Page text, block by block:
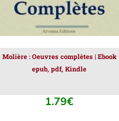
Molière : Oeuvres complètes | Ebook
epub, pdf, Kindle
1.79€